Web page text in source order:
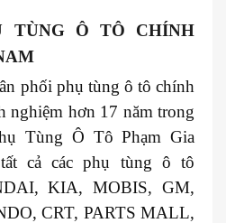
TÙNG Ô TÔ CHÍNH
phối phụ tùng ô tô chính
hơn 17 năm trong
Tùng Ô Tô Phạm Gia
cả các phụ tùng ô tô
KIA, MOBIS, GM,
CRT, PARTS MALL,